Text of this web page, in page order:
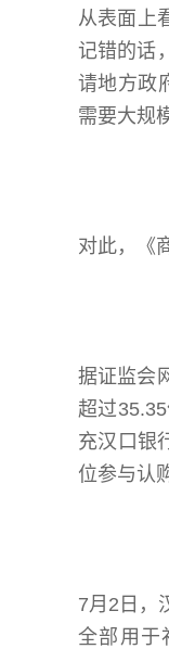
从表面上
记错的话
请地方政
需要大规
对此，《
据证监会
超过
充汉口银
位参与认
7月2日，
全部用于